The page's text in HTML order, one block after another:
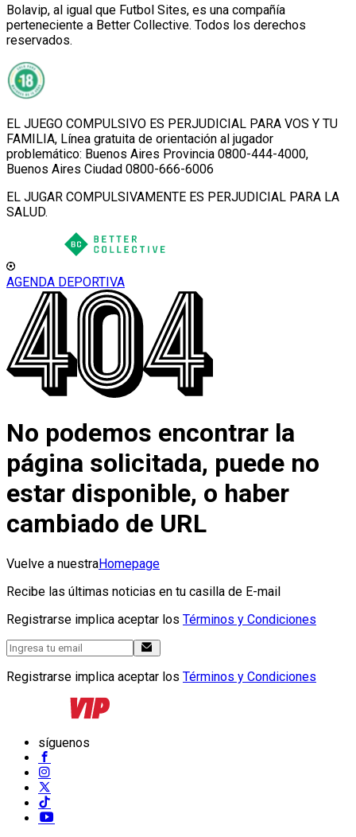
Bolavip, al igual que Futbol Sites, es una compañía
perteneciente a Better Collective. Todos los derechos
reservados.
EL JUEGO COMPULSIVO ES PERJUDICIAL PARA VOS Y TU
FAMILIA, Línea gratuita de orientación al jugador
problemático: Buenos Aires Provincia 0800-444-4000,
Buenos Aires Ciudad 0800-666-6006
EL JUGAR COMPULSIVAMENTE ES PERJUDICIAL PARA LA
SALUD.
AGENDA DEPORTIVA
No podemos encontrar la
página solicitada, puede no
estar disponible, o haber
cambiado de URL
Vuelve a nuestraHomepage
Recibe las últimas noticias en tu casilla de E-mail
Registrarse implica aceptar los Términos y Condiciones
Registrarse implica aceptar los Términos y Condiciones
síguenos